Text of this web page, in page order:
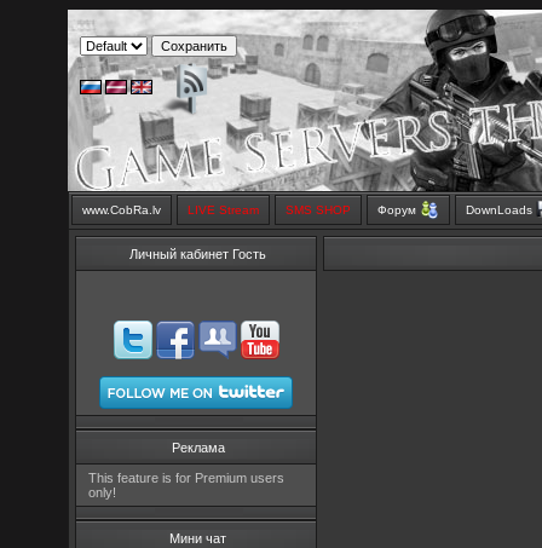
www.CobRa.lv LIVE Stream SMS SHOP Форум DownLoads
Личный кабинет Гость
Реклама
This feature is for Premium users
only!
Мини чат